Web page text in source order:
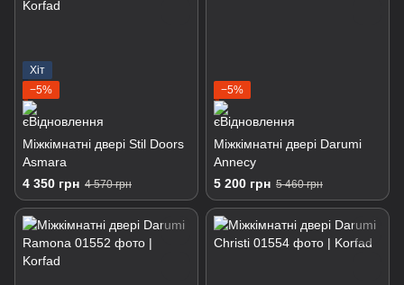
Хіт
−5%
Міжкімнатні двері Stil Doors
Asmara
4 350 грн 4 570 грн
−5%
Міжкімнатні двері Darumi
Annecy
5 200 грн 5 460 грн